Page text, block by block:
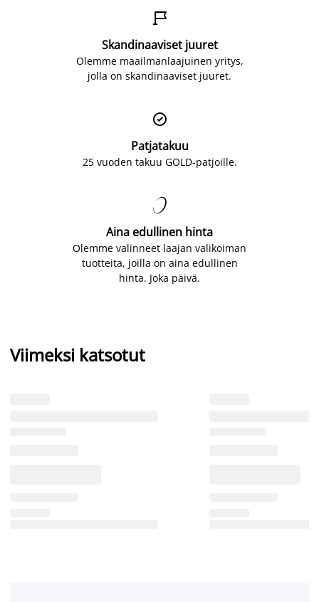

Skandinaaviset juuret
Olemme maailmanlaajuinen yritys,
jolla on skandinaaviset juuret.

Patjatakuu
25 vuoden takuu GOLD-patjoille.

Aina edullinen hinta
Olemme valinneet laajan valikoiman
tuotteita, joilla on aina edullinen
hinta. Joka päivä.
Viimeksi katsotut